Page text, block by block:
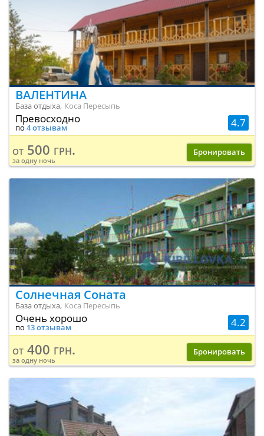
ВАЛЕНТИНА
База отдыха, Коса Пересыпь
4.7
Превосходно
по 4 отзывам
от 500 грн.
за одну ночь
Бронировать
Солнечная Соната
База отдыха, Коса Пересыпь
4.2
Очень хорошо
по 13 отзывам
от 400 грн.
за одну ночь
Бронировать